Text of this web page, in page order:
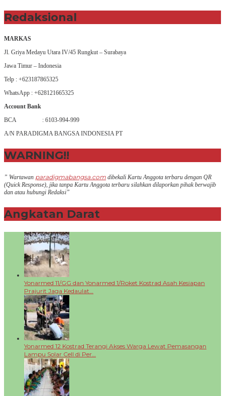
Redaksional
MARKAS
Jl. Griya Medayu Utara IV/45 Rungkut – Surabaya
Jawa Timur – Indonesia
Telp : +623187865325
WhatsApp : +628121665325
Account Bank
BCA : 6103-994-999
A/N PARADIGMA BANGSA INDONESIA PT
WARNING!!
” Wartawan paradigmabangsa.com dibekali Kartu Anggota terbaru dengan QR
(Quick Response), jika tanpa Kartu Anggota terbaru silahkan dilaporkan pihak berwajib
dan atau hubungi Redaksi”
Angkatan Darat
Yonarmed 11/GG dan Yonarmed 1/Roket Kostrad Asah Kesiapan
Prajurit Jaga Kedaulat…
Yonarmed 12 Kostrad Terangi Akses Warga Lewat Pemasangan
Lampu Solar Cell di Per…